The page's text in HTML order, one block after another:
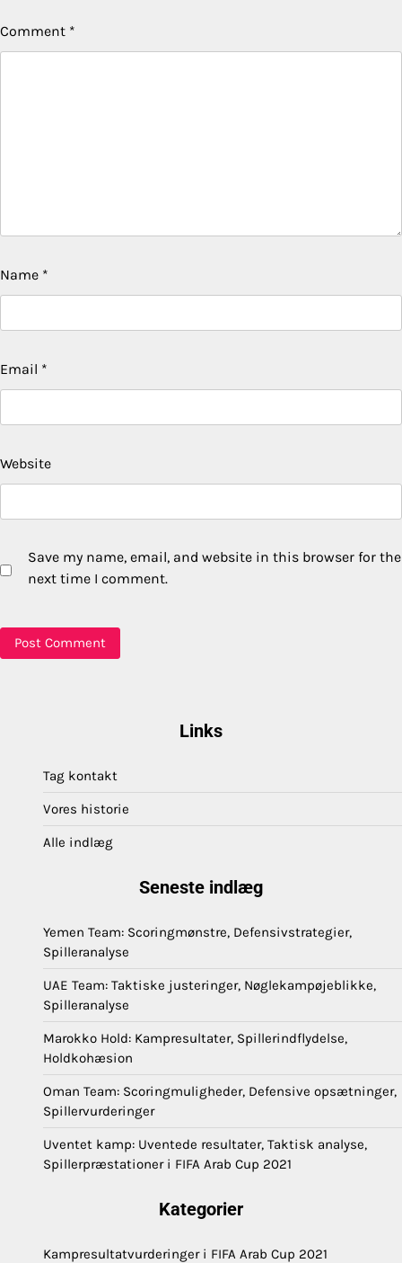
Comment *
Name *
Email *
Website
Save my name, email, and website in this browser for the
next time I comment.
Links
Tag kontakt
Vores historie
Alle indlæg
Seneste indlæg
Yemen Team: Scoringmønstre, Defensivstrategier,
Spilleranalyse
UAE Team: Taktiske justeringer, Nøglekampøjeblikke,
Spilleranalyse
Marokko Hold: Kampresultater, Spillerindflydelse,
Holdkohæsion
Oman Team: Scoringmuligheder, Defensive opsætninger,
Spillervurderinger
Uventet kamp: Uventede resultater, Taktisk analyse,
Spillerpræstationer i FIFA Arab Cup 2021
Kategorier
Kampresultatvurderinger i FIFA Arab Cup 2021